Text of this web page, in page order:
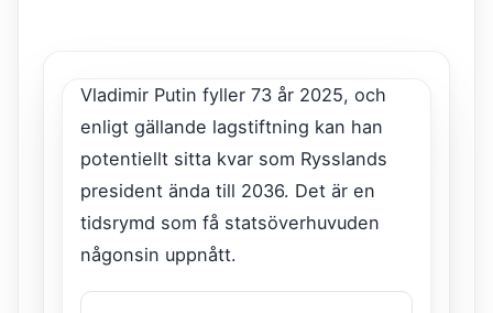
Vladimir Putin fyller 73 år 2025, och
enligt gällande lagstiftning kan han
potentiellt sitta kvar som Rysslands
president ända till 2036. Det är en
tidsrymd som få statsöverhuvuden
någonsin uppnått.